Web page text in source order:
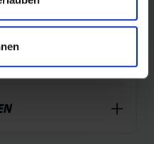
für dich, wenn du Wert
legst.